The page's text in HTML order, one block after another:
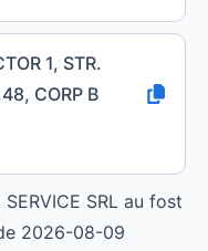
1, STR.
CORP B
SRL au fost
2026-08-09